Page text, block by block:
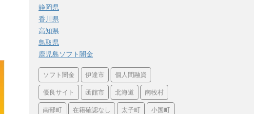
静岡県
香川県
高知県
鳥取県
鹿児島ソフト闇金
ソフト闇金 伊達市 個人間融資
優良サイト 函館市 北海道 南牧村
南部町 在籍確認なし 太子町 小国町